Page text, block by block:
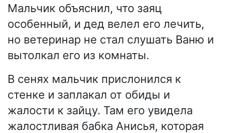
Мальчик объяснил, что заяц
особенный, и дед велел его лечить,
но ветеринар не стал слушать Ваню и
вытолкал его из комнаты.
В сенях мальчик прислонился к
стенке и заплакал от обиды и
жалости к зайцу. Там его увидела
жалостливая бабка Анисья, которая